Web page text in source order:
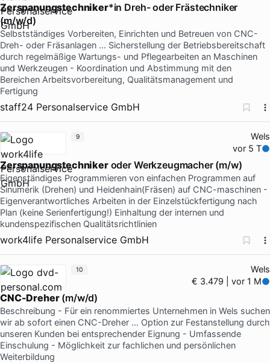
Zerspanungstechniker*in Dreh- oder Frästechniker
(m/w/d)
Selbstständiges Vorbereiten, Einrichten und Betreuen von CNC-
Dreh- oder Fräsanlagen … Sicherstellung der Betriebsbereitschaft
durch regelmäßige Wartungs- und Pflegearbeiten an Maschinen
und Werkzeugen - Koordination und Abstimmung mit den
Bereichen Arbeitsvorbereitung, Qualitätsmanagement und
Fertigung
staff24 Personalservice GmbH
Wels
vor 5 T
Zerspanungstechnikeroder Werkzeugmacher (m/w)
Eigenständiges Programmieren von einfachen Programmen auf
Sinumerik (Drehen) und Heidenhain(Fräsen) auf CNC-maschinen -
Eigenverantwortliches Arbeiten in der Einzelstückfertigung nach
Plan (keine Serienfertigung!) Einhaltung der internen und
kundenspezifischen Qualitätsrichtlinien
work4life Personalservice GmbH
9
Wels
€ 3.479 | vor 1 M
CNC-Dreher(m/w/d)
Beschreibung - Für ein renommiertes Unternehmen in Wels suchen
wir ab sofort einen CNC-Dreher … Option zur Festanstellung durch
unseren Kunden bei entsprechender Eignung - Umfassende
Einschulung - Möglichkeit zur fachlichen und persönlichen
Weiterbildung
10